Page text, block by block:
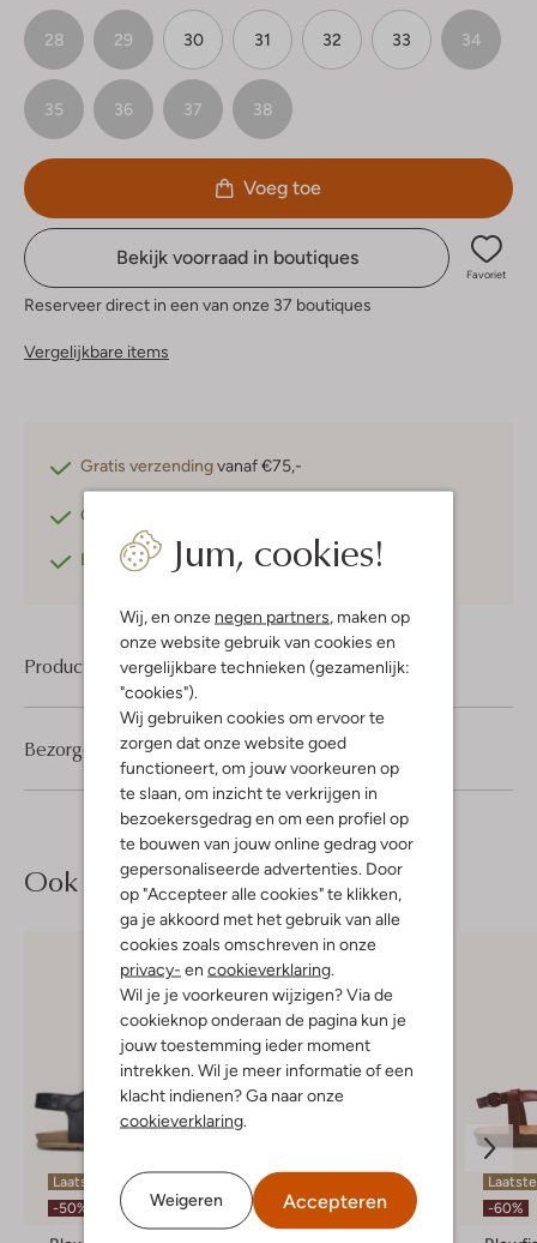
Jum, cookies!
Wij, en onze negen partners , maken op
onze website gebruik van cookies en
vergelijkbare technieken (gezamenlijk:
"cookies").
Wij gebruiken cookies om ervoor te
zorgen dat onze website goed
functioneert, om jouw voorkeuren op
te slaan, om inzicht te verkrijgen in
bezoekersgedrag en om een profiel op
te bouwen van jouw online gedrag voor
gepersonaliseerde advertenties. Door
op "Accepteer alle cookies" te klikken,
ga je akkoord met het gebruik van alle
cookies zoals omschreven in onze
privacy- en cookieverklaring
Wil je je voorkeuren wijzigen? Via de
cookieknop onderaan de pagina kun je
jouw toestemming ieder moment
intrekken. Wil je meer informatie of een
klacht indienen? Ga naar onze
cookieverklaring
Weigeren Accepteren
28 29 30 31 32 33 34
35 36 37 38
Voeg toe
Bekijk voorraad in boutiques
Favoriet
Reserveer direct in een van onze 37 boutiques
Vergelijkbare items
Gratis verzendingvanaf €75,-
Gratis retourneren
Betaal achterafmet Klarna
Product informatie
Bezorgen & retourneren
Ook iets voor jou?
Laatste maten
-50%
-50%
-60%